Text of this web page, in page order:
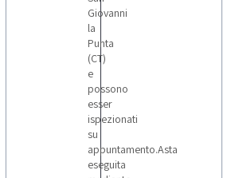
Giovanni
la
Punta
(CT)
e
possono
esser
ispezionati
su
appuntamento.Asta
eseguita